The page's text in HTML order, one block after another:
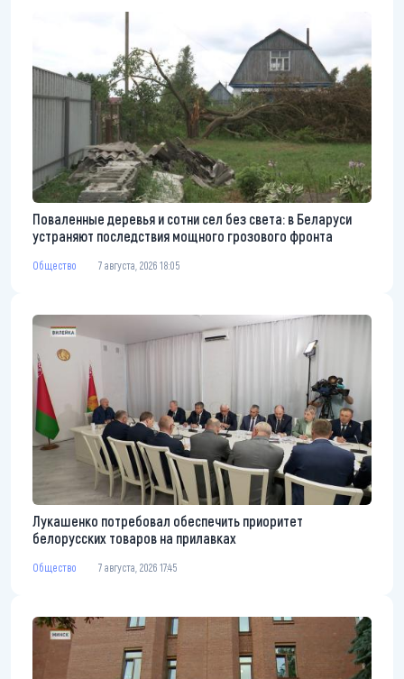
Поваленные деревья и сотни сел без света: в Беларуси
устраняют последствия мощного грозового фронта
Общество 7 августа, 2026 18:05
Лукашенко потребовал обеспечить приоритет
белорусских товаров на прилавках
Общество 7 августа, 2026 17:45